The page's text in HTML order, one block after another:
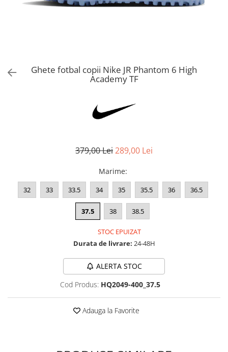
Bluze fotbal copii
Sorturi fotbal femei
Ghete fotbal copii Nike JR Phantom 6 High
Academy TF
379,00 Lei289,00 Lei
Marime:
32 33 33.5 34 35 35.5 36 36.5
37.5 38 38.5
STOC EPUIZAT
Durata de livrare: 24-48H
ALERTA STOC
Cod Produs: HQ2049-400_37.5
Adauga la Favorite